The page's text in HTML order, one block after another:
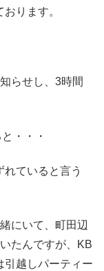
ります。
らせし、3時間
・・・
ていると言う
にいて、町田辺
たんですが、KB
引越しパーティー